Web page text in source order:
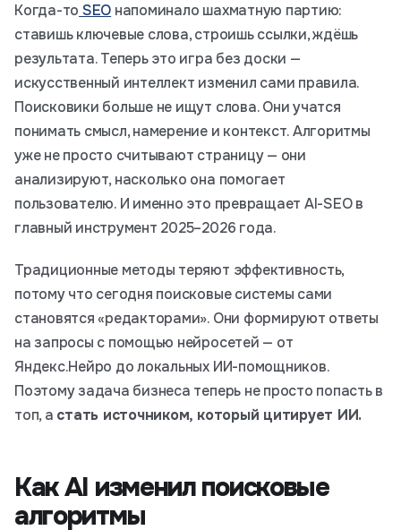
Когда-то SEO напоминало шахматную партию:
ставишь ключевые слова, строишь ссылки, ждёшь
результата. Теперь это игра без доски —
искусственный интеллект изменил сами правила.
Поисковики больше не ищут слова. Они учатся
понимать смысл, намерение и контекст. Алгоритмы
уже не просто считывают страницу — они
анализируют, насколько она помогает
пользователю. И именно это превращает AI-SEO в
главный инструмент 2025–2026 года.
Традиционные методы теряют эффективность,
потому что сегодня поисковые системы сами
становятся «редакторами». Они формируют ответы
на запросы с помощью нейросетей — от
Яндекс.Нейро до локальных ИИ-помощников.
Поэтому задача бизнеса теперь не просто попасть в
топ, а стать источником, который цитирует ИИ.
Как AI изменил поисковые
алгоритмы